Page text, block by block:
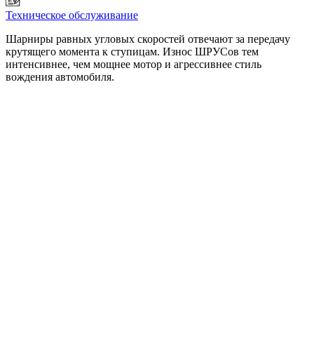
Техническое обслуживание
Шарниры равных угловых скоростей отвечают за передачу
крутящего момента к ступицам. Износ ШРУСов тем
интенсивнее, чем мощнее мотор и агрессивнее стиль
вождения автомобиля.